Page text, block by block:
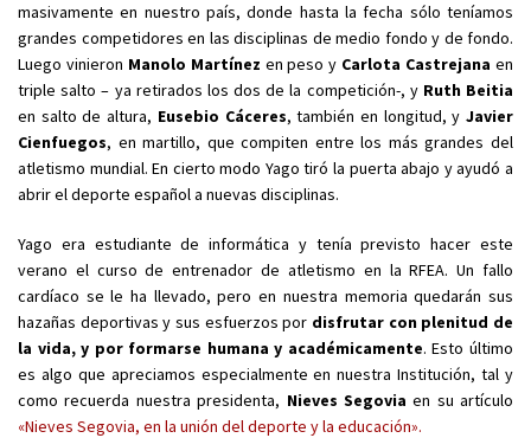
masivamente en nuestro país, donde hasta la fecha sólo teníamos
grandes competidores en las disciplinas de medio fondo y de fondo.
Luego vinieron Manolo Martínez en peso y Carlota Castrejanaen
triple salto – ya retirados los dos de la competición-, y Ruth Beitia
en salto de altura, Eusebio Cáceres, también en longitud, yJavier
Cienfuegos, en martillo, que compiten entre los más grandes del
atletismo mundial. En cierto modo Yago tiró la puerta abajo y ayudó a
abrir el deporte español a nuevas disciplinas.
Yago era estudiante de informática y tenía previsto hacer este
verano el curso de entrenador de atletismo en la RFEA. Un fallo
cardíaco se le ha llevado, pero en nuestra memoria quedarán sus
hazañas deportivas y sus esfuerzos por disfrutar con plenitud de
la vida, y por formarse humana y académicamente. Esto último
es algo que apreciamos especialmente en nuestra Institución, tal y
como recuerda nuestra presidenta, Nieves Segovia en su artículo
«Nieves Segovia, en la unión del deporte y la educación».